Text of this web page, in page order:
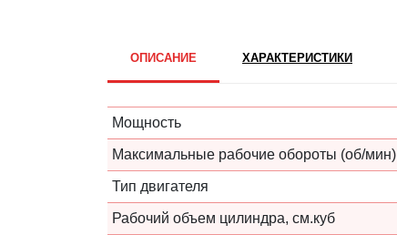
ОПИСАНИЕ ХАРАКТЕРИСТИКИ
Мощность
Максимальные рабочие обороты (об/мин)
Тип двигателя
Рабочий объем цилиндра, см.куб